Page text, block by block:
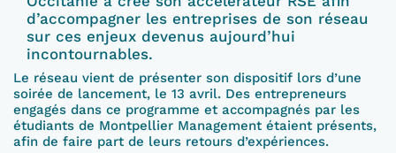
d’accompagner les entreprises de son réseau
sur ces enjeux devenus aujourd’hui
incontournables.
Le réseau vient de présenter son dispositif lors d’une
soirée de lancement, le 13 avril. Des entrepreneurs
engagés dans ce programme et accompagnés par les
étudiants de Montpellier Management étaient présents,
afin de faire part de leurs retours d’expériences.